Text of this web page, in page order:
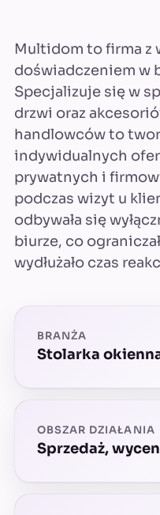
Multidom to firma z
doświadczeniem w
Specjalizuje się w
drzwi oraz
handlowców to
indywidualnych
prywatnych i
podczas wizyt u
odbywała się
biurze, co
wydłużało czas
BRANŻA
Stolarka
OBSZAR DZIAŁANIA
Sprzedaż,